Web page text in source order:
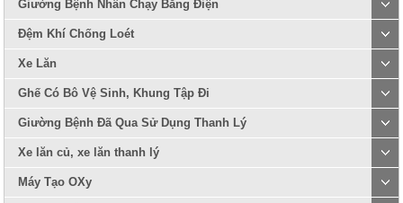
Giường Bệnh Nhân Chạy Bằng Điện
Đệm Khí Chống Loét
Xe Lăn
Ghế Có Bô Vệ Sinh, Khung Tập Đi
Giường Bệnh Đã Qua Sử Dụng Thanh Lý
Xe lăn củ, xe lăn thanh lý
Máy Tạo OXy